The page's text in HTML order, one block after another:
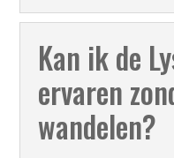
Kan ik de
ervaren
wandelen?